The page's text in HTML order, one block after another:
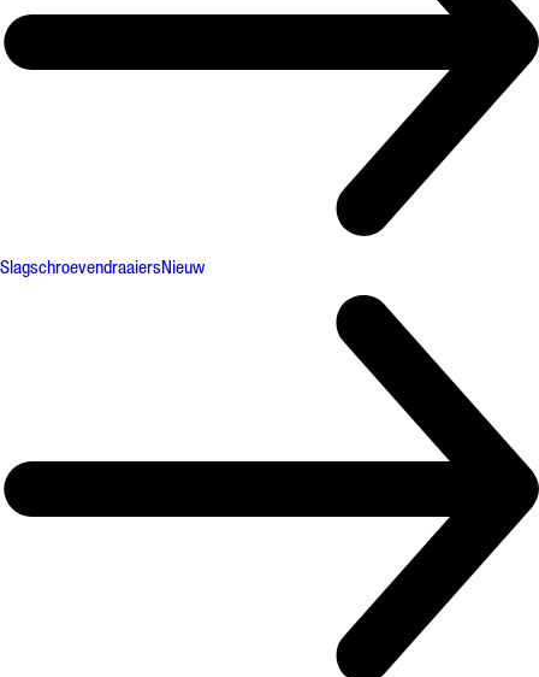
SlagschroevendraaiersNieuw